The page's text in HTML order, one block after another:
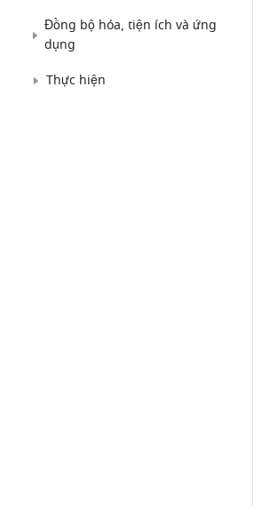
Đồng bộ hóa, tiện ích và ứng
dụng
Thực hiện